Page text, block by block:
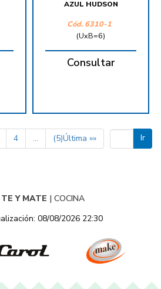
AZUL HUDSON
Cód. 6310-1
(UxB=6)
Consultar
4 ... (5)Última »» Ir
Y MATE | COCINA
08/08/2026 22:30